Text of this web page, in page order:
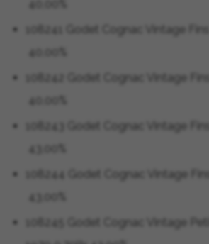
40,00%
108241 Godet Cognac Vintage
40,00%
108242 Godet Cognac Vintage
40,00%
108243 Godet Cognac Vintage
43,00%
108244 Godet Cognac Vintage
43,00%
108245 Godet Cognac Vintage